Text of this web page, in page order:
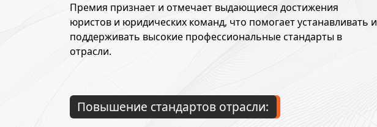
Премия признает и отмечает выдающиеся достижения
юристов и юридических команд, что помогает устанавливать и
поддерживать высокие профессиональные стандарты в
отрасли.
Повышение стандартов отрасли: